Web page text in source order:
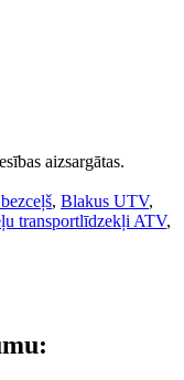
aizsargātas.
, Blakus UTV,
transportlīdzekļi ATV,